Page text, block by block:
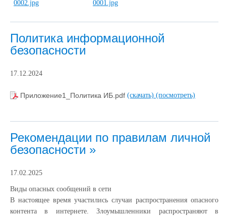
Политика информационной
безопасности
17.12.2024
Приложение1_Политика ИБ.pdf (скачать) (посмотреть)
Рекомендации по правилам личной
безопасности »
17.02.2025
Виды опасных сообщений в сети
В настоящее время участились случаи распространения опасного
контента в интернете. Злоумышленники распространяют в